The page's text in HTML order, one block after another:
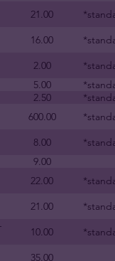
21.00
16.00
2.00
5.00
2.50
600.00
8.00
9.00
22.00
21.00
10.00
35.00